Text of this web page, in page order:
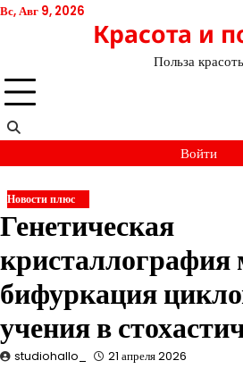
Перейти
Вс, Авг 9, 2026
Красота и
Польза
Войти
Новости плюс
Генетическая
бифуркация
учения в
studiohallo_ 21 апреля 2026